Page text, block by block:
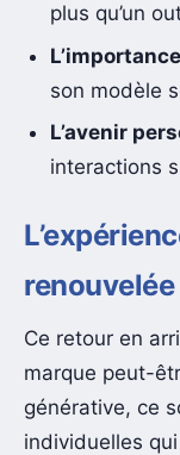
plus qu’un
son modèle
L’avenir
interactions
Ce retour en
marque peut-
générative, ce
individuelles